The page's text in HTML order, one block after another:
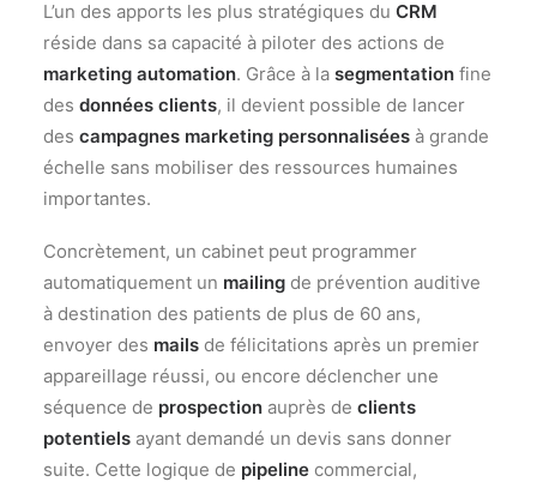
L’un des apports les plus stratégiques du CRM
réside dans sa capacité à piloter des actions de
marketing automation. Grâce à la segmentation fine
des données clients, il devient possible de lancer
des campagnes marketing personnalisées à grande
échelle sans mobiliser des ressources humaines
importantes.
Concrètement, un cabinet peut programmer
automatiquement un mailing de prévention auditive
à destination des patients de plus de 60 ans,
envoyer des mails de félicitations après un premier
appareillage réussi, ou encore déclencher une
séquence de prospection auprès de clients
potentiels ayant demandé un devis sans donner
suite. Cette logique de pipeline commercial,